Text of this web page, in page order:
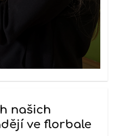
našich
ve florbale